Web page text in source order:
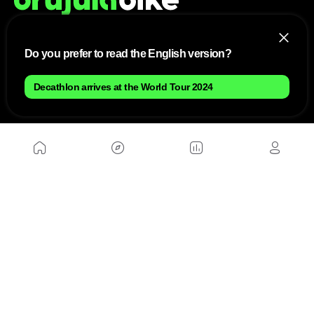
NOUS
Plan du site
Contact
Do you prefer to read the English version?
Decathlon arrives at the World Tour 2024